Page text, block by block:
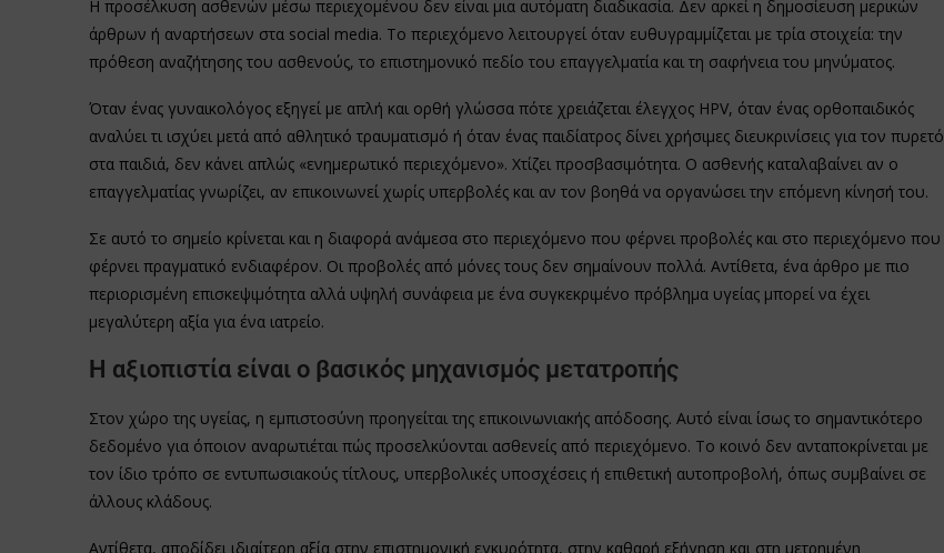
Η προσέλκυση ασθενών μέσω περιεχομένου δεν είναι μια αυτόματη διαδικασία. Δεν αρκεί η δημοσίευση μερικών
άρθρων ή αναρτήσεων στα social media. Το περιεχόμενο λειτουργεί όταν ευθυγραμμίζεται με τρία στοιχεία: την
πρόθεση αναζήτησης του ασθενούς, το επιστημονικό πεδίο του επαγγελματία και τη σαφήνεια του μηνύματος.
Όταν ένας γυναικολόγος εξηγεί με απλή και ορθή γλώσσα πότε χρειάζεται έλεγχος HPV, όταν ένας ορθοπαιδικός
αναλύει τι ισχύει μετά από αθλητικό τραυματισμό ή όταν ένας παιδίατρος δίνει χρήσιμες διευκρινίσεις για τον πυρετό
στα παιδιά, δεν κάνει απλώς «ενημερωτικό περιεχόμενο». Χτίζει προσβασιμότητα. Ο ασθενής καταλαβαίνει αν ο
επαγγελματίας γνωρίζει, αν επικοινωνεί χωρίς υπερβολές και αν τον βοηθά να οργανώσει την επόμενη κίνησή του.
Σε αυτό το σημείο κρίνεται και η διαφορά ανάμεσα στο περιεχόμενο που φέρνει προβολές και στο περιεχόμενο που
φέρνει πραγματικό ενδιαφέρον. Οι προβολές από μόνες τους δεν σημαίνουν πολλά. Αντίθετα, ένα άρθρο με πιο
περιορισμένη επισκεψιμότητα αλλά υψηλή συνάφεια με ένα συγκεκριμένο πρόβλημα υγείας μπορεί να έχει
μεγαλύτερη αξία για ένα ιατρείο.
Η αξιοπιστία είναι ο βασικός μηχανισμός μετατροπής
Στον χώρο της υγείας, η εμπιστοσύνη προηγείται της επικοινωνιακής απόδοσης. Αυτό είναι ίσως το σημαντικότερο
δεδομένο για όποιον αναρωτιέται πώς προσελκύονται ασθενείς από περιεχόμενο. Το κοινό δεν ανταποκρίνεται με
τον ίδιο τρόπο σε εντυπωσιακούς τίτλους, υπερβολικές υποσχέσεις ή επιθετική αυτοπροβολή, όπως συμβαίνει σε
άλλους κλάδους.
Αντίθετα, αποδίδει ιδιαίτερη αξία στην επιστημονική εγκυρότητα, στην καθαρή εξήγηση και στη μετρημένη